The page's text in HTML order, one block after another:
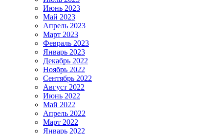
Июнь 2023
Май 2023
Апрель 2023
Март 2023
Февраль 2023
Январь 2023
Декабрь 2022
Ноябрь 2022
Сентябрь 2022
Август 2022
Июнь 2022
Май 2022
Апрель 2022
Март 2022
Январь 2022